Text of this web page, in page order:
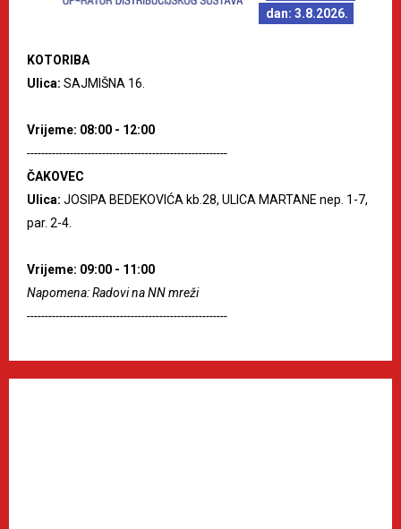
dan: 3.8.2026.
KOTORIBA
Ulica: SAJMIŠNA 16.
Vrijeme: 08:00 - 12:00
--------------------------------------------------------
ČAKOVEC
Ulica: JOSIPA BEDEKOVIĆA kb.28, ULICA MARTANE nep. 1-7,
par. 2-4.
Vrijeme: 09:00 - 11:00
Napomena: Radovi na NN mreži
--------------------------------------------------------